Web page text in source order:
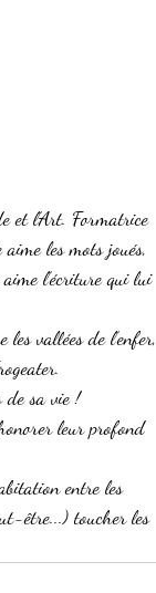
et l’Art. Formatrice
les mots joués,
l’écriture qui lui
vallées de l’enfer,
de sa vie !
leur profond
entre les
être...) toucher les